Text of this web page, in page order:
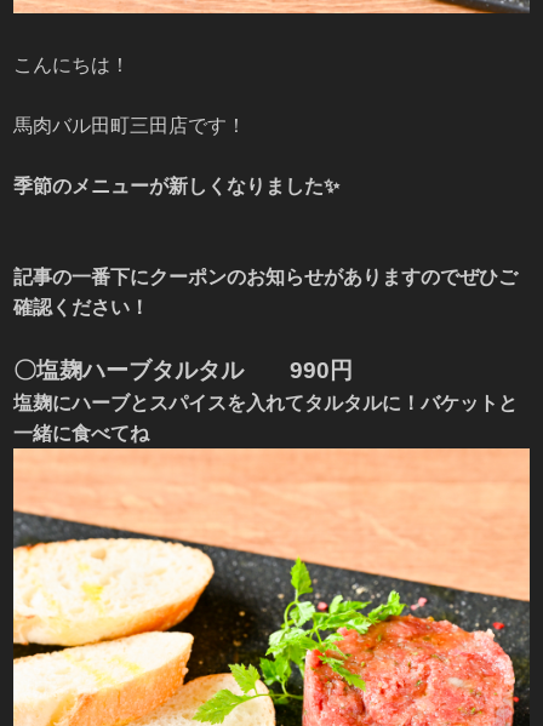
こんにちは！
馬肉バル田町三田店です！
季節のメニューが新しくなりました✨
記事の一番下にクーポンのお知らせがありますのでぜひご
確認ください！
〇塩麹ハーブタルタル 990円
塩麹にハーブとスパイスを入れてタルタルに！バケットと
一緒に食べてね